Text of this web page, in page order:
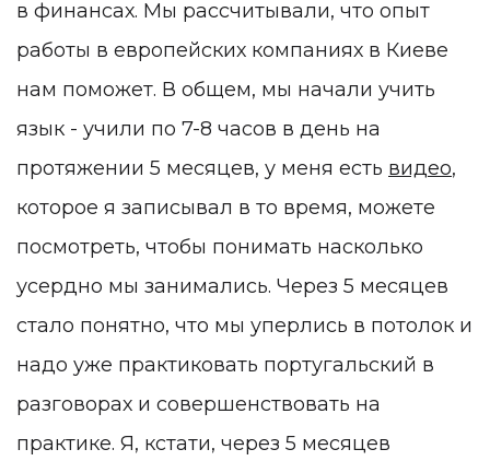
в финансах. Мы рассчитывали, что опыт
работы в европейских компаниях в Киеве
нам поможет. В общем, мы начали учить
язык - учили по 7-8 часов в день на
протяжении 5 месяцев, у меня есть видео,
которое я записывал в то время, можете
посмотреть, чтобы понимать насколько
усердно мы занимались. Через 5 месяцев
стало понятно, что мы уперлись в потолок и
надо уже практиковать португальский в
разговорах и совершенствовать на
практике. Я, кстати, через 5 месяцев